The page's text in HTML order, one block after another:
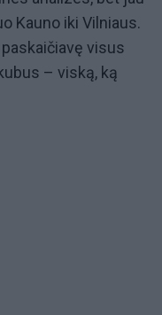
Kauno iki Vilniaus.
visus
– viską, ką